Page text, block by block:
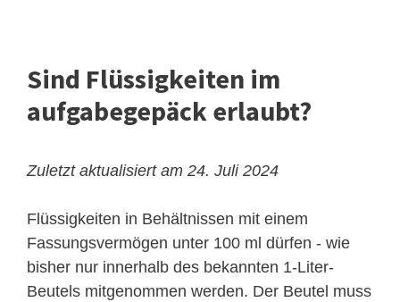
Sind Flüssigkeiten im
aufgabegepäck erlaubt?
Zuletzt aktualisiert am 24. Juli 2024
Flüssigkeiten in Behältnissen mit einem
Fassungsvermögen unter 100 ml dürfen - wie
bisher nur innerhalb des bekannten 1-Liter-
Beutels mitgenommen werden. Der Beutel muss